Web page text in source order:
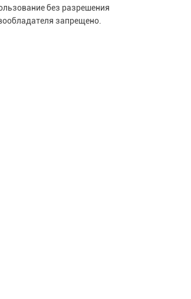
без разрешения
запрещено.